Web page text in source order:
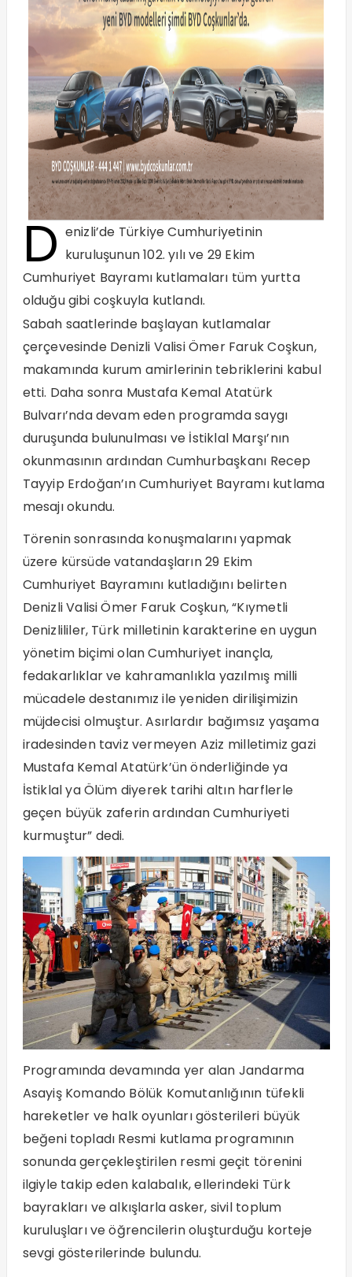
D enizli’de Türkiye Cumhuriyetinin
kuruluşunun 102. yılı ve 29 Ekim
Cumhuriyet Bayramı kutlamaları tüm yurtta
olduğu gibi coşkuyla kutlandı.
Sabah saatlerinde başlayan kutlamalar
çerçevesinde Denizli Valisi Ömer Faruk Coşkun,
makamında kurum amirlerinin tebriklerini kabul
etti. Daha sonra Mustafa Kemal Atatürk
Bulvarı’nda devam eden programda saygı
duruşunda bulunulması ve İstiklal Marşı’nın
okunmasının ardından Cumhurbaşkanı Recep
Tayyip Erdoğan’ın Cumhuriyet Bayramı kutlama
mesajı okundu.
Törenin sonrasında konuşmalarını yapmak
üzere kürsüde vatandaşların 29 Ekim
Cumhuriyet Bayramını kutladığını belirten
Denizli Valisi Ömer Faruk Coşkun, “Kıymetli
Denizlililer, Türk milletinin karakterine en uygun
yönetim biçimi olan Cumhuriyet inançla,
fedakarlıklar ve kahramanlıkla yazılmış milli
mücadele destanımız ile yeniden dirilişimizin
müjdecisi olmuştur. Asırlardır bağımsız yaşama
iradesinden taviz vermeyen Aziz milletimiz gazi
Mustafa Kemal Atatürk’ün önderliğinde ya
İstiklal ya Ölüm diyerek tarihi altın harflerle
geçen büyük zaferin ardından Cumhuriyeti
kurmuştur” dedi.
Programında devamında yer alan Jandarma
Asayiş Komando Bölük Komutanlığının tüfekli
hareketler ve halk oyunları gösterileri büyük
beğeni topladı Resmi kutlama programının
sonunda gerçekleştirilen resmi geçit törenini
ilgiyle takip eden kalabalık, ellerindeki Türk
bayrakları ve alkışlarla asker, sivil toplum
kuruluşları ve öğrencilerin oluşturduğu korteje
sevgi gösterilerinde bulundu.